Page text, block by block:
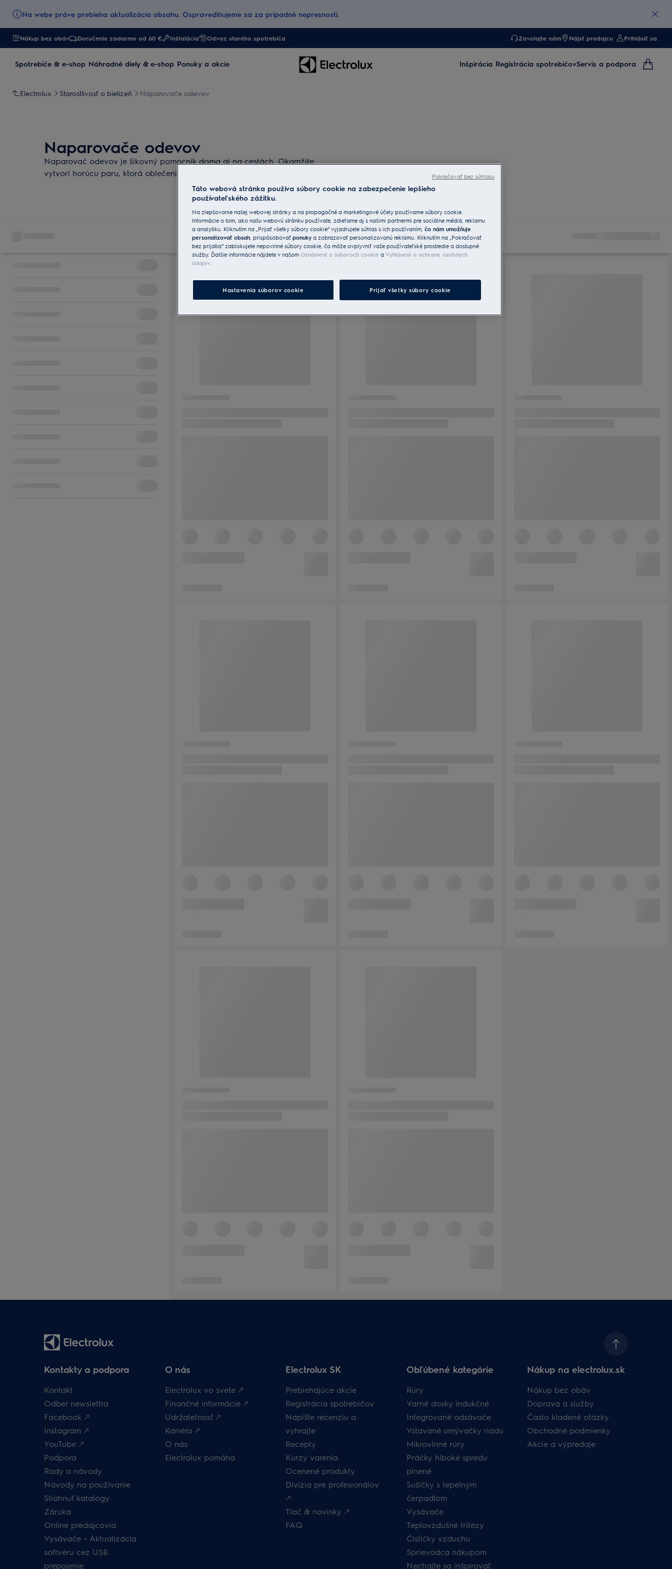
Na webe práve prebieha aktualizácia obsahu. Ospravedlňujeme sa za prípadné nepresnosti.
Nákup bez obáv Doručenie zadarmo od 60 € Inštalácia Odvoz starého spotrebiča Zavolajte nám Nájsť predajcu Prihlásiť sa
Spotrebiče & e-shop Náhradné diely & e-shop Ponuky a akcie Inšpirácia Registrácia spotrebičovServis a podpora
Electrolux Starostlivosť o bielizeň Naparovače odevov
Naparovače odevov
Naparovač odevov je šikovný pomocník doma aj na cestách. Okamžite
vytvorí horúcu paru, ktorá oblečenie osvieži a vyrovná.
Kontakty a podpora
Kontakt
Odber newslettra
Facebook 🡕
Instagram 🡕
YouTube 🡕
Podpora
Rady a návody
Návody na používanie
Stiahnuť katalógy
Záruka
Online predajcovia
Vysávače – Aktualizácia
softvéru cez USB
prepojenie
O nás
Electrolux vo svete 🡕
Finančné informácie 🡕
Udržateľnosť 🡕
Kariéra 🡕
O nás
Electrolux pomáha
Electrolux SK
Prebiehajúce akcie
Registrácia spotrebičov
Napíšte recenziu a
vyhrajte
Recepty
Kurzy varenia
Ocenené produkty
Divízia pre profesionálov
🡕
Tlač & novinky 🡕
FAQ
Obľúbené kategórie
Rúry
Varné dosky indukčné
Integrované odsávače
Vstavané umývačky riadu
Mikrovlnné rúry
Práčky hlboké spredu
plnené
Sušičky s tepelným
čerpadlom
Vysávače
Teplovzdušné fritézy
Čističky vzduchu
Sprievodca nákupom
Nechajte sa inšpirovať
Nákup na electrolux.sk
Nákup bez obáv​
Doprava a služby​
​Často kladené otázky​
Obchodné podmienky​
Akcie a výpredaje
Táto webová stránka používa súbory cookie na zabezpečenie lepšieho
používateľského zážitku.
Na zlepšovanie našej webovej stránky a na propagačné a marketingové účely používame súbory cookie.
Informácie o tom, ako našu webovú stránku používate, zdieľame aj s našimi partnermi pre sociálne médiá, reklamu
a analytiku. Kliknutím na „Prijať všetky súbory cookie“ vyjadrujete súhlas s ich používaním, čo nám umožňuje
personalizovať obsah, prispôsobovať ponuky a zobrazovať personalizovanú reklamu. Kliknutím na „Pokračovať
bez prijatia“ zablokujete nepovinné súbory cookie, čo môže ovplyvniť vaše používateľské prostredie a dostupné
služby. Ďalšie informácie nájdete v našom Oznámení o súboroch cookie a Vyhlásení o ochrane osobných
údajov.
Nastavenia súborov cookie Prijať všetky súbory cookie
Pokračovať bez súhlasu